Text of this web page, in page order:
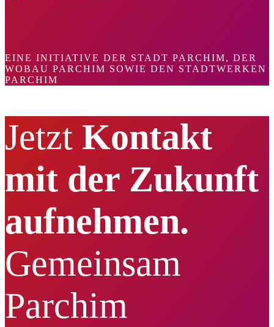
EINE INITIATIVE DER STADT PARCHIM, DER
WOBAU PARCHIM SOWIE DEN STADTWERKEN
PARCHIM
Jetzt Kontakt
mit der Zukunft
aufnehmen.
Gemeinsam
Parchim